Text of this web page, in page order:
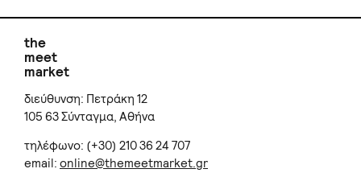
the
meet
market
διεύθυνση: Πετράκη 12
105 63 Σύνταγμα, Αθήνα
τηλέφωνο: (+30) 210 36 24 707
email: online@themeetmarket.gr